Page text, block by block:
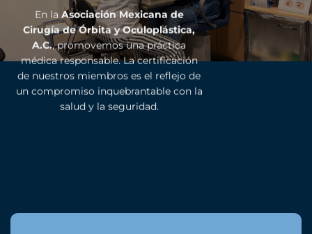
En la Asociación Mexicana de
Cirugía de Órbita y Oculoplástica,
A.C., promovemos una práctica
médica responsable. La certificación
de nuestros miembros es el reflejo de
un compromiso inquebrantable con la
salud y la seguridad.